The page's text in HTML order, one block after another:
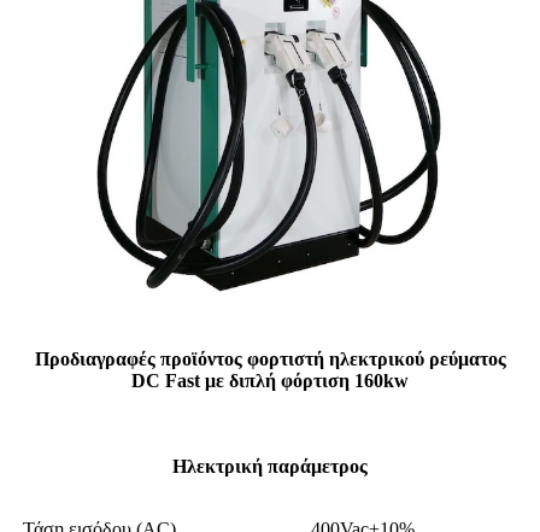
Προδιαγραφές προϊόντος φορτιστή ηλεκτρικού ρεύματος
DC Fast με διπλή φόρτιση 160kw
Ηλεκτρική παράμετρος